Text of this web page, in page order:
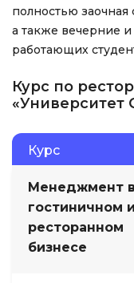
полностью
а также вечерние
работающих
Курс по
«Университет
Курс
Менеджмент в
гостиничном и
ресторанном
бизнесе